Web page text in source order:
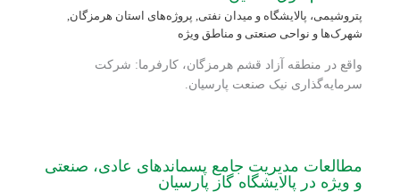
پتروشیمی، پالایشگاه و میدان نفتی, پروژه‌های استان هرمزگان,
شهرک‌ها و نواحی صنعتی و مناطق ویژه
واقع در منطقه آزاد قشم هرمزگان، کارفرما: شرکت
سرمایه‌گذاری نیک صنعت پارسیان.
مطالعات مدیریت جامع پسماندهای عادی، صنعتی
و ویژه در پالایشگاه گاز پارسیان